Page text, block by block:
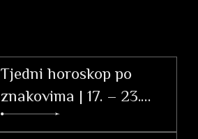
Tjedni horoskop po
znakovima | 17. – 23.
svibnja 2026.